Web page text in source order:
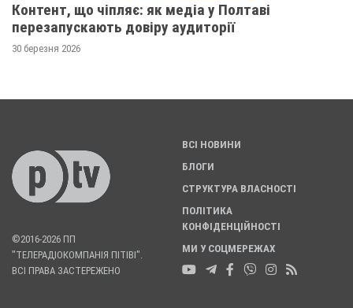
Контент, що чіпляє: як медіа у Полтаві
перезапускають довіру аудиторії
30 березня 2026
©2016-2026 ПП
"ТЕЛЕРАДІОКОМПАНІЯ ПІТІВІ".
ВСІ ПРАВА ЗАСТЕРЕЖЕНО
ВСІ НОВИНИ
БЛОГИ
СТРУКТУРА ВЛАСНОСТІ
ПОЛІТИКА
КОНФІДЕНЦІЙНОСТІ
МИ У СОЦМЕРЕЖАХ